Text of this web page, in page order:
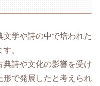
文学や詩の中で培われた
。
典詩や文化の影響を受け
形で発展したと考えられ